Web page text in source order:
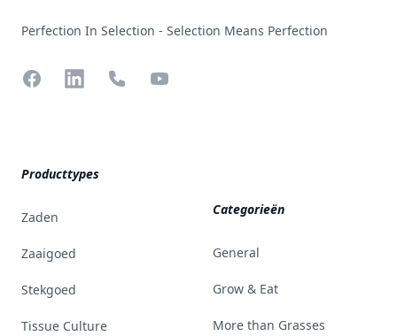
Perfection In Selection - Selection Means Perfection
FacebookLinkedInPhone YouTube
Producttypes
Zaden
Zaaigoed
Stekgoed
Tissue Culture
Categorieën
General
Grow & Eat
More than Grasses